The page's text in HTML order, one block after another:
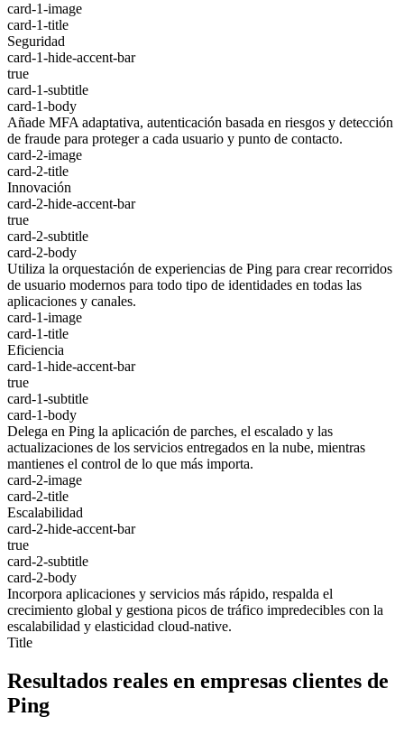
card-1-image
card-1-title
Seguridad
card-1-hide-accent-bar
true
card-1-subtitle
card-1-body
Añade MFA adaptativa, autenticación basada en riesgos y detección
de fraude para proteger a cada usuario y punto de contacto.
card-2-image
card-2-title
Innovación
card-2-hide-accent-bar
true
card-2-subtitle
card-2-body
Utiliza la orquestación de experiencias de Ping para crear recorridos
de usuario modernos para todo tipo de identidades en todas las
aplicaciones y canales.
card-1-image
card-1-title
Eficiencia
card-1-hide-accent-bar
true
card-1-subtitle
card-1-body
Delega en Ping la aplicación de parches, el escalado y las
actualizaciones de los servicios entregados en la nube, mientras
mantienes el control de lo que más importa.
card-2-image
card-2-title
Escalabilidad
card-2-hide-accent-bar
true
card-2-subtitle
card-2-body
Incorpora aplicaciones y servicios más rápido, respalda el
crecimiento global y gestiona picos de tráfico impredecibles con la
escalabilidad y elasticidad cloud-native.
Title
Resultados reales en empresas clientes de
Ping